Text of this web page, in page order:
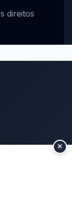
direitos